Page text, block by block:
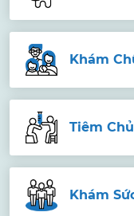
Khám
Tiêm
Khám